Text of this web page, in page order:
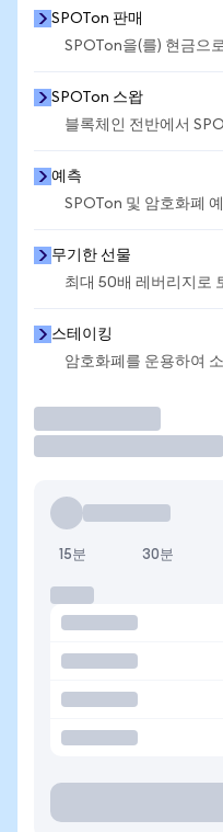
SPOTon 판매
SPOTon을(를) 현금으
SPOTon 스왑
블록체인 전반에서
예측
SPOTon 및 암호화폐
무기한 선물
최대 50배 레버리지로
스테이킹
암호화폐를 운용하여
15분 30분